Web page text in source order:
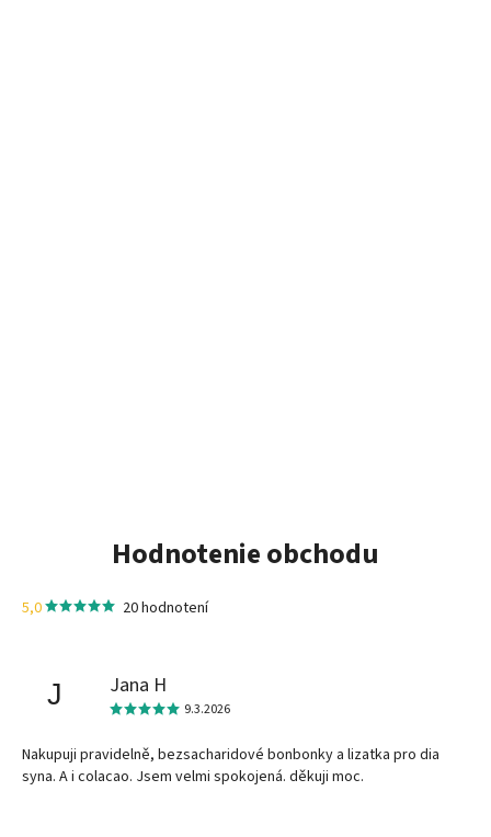
Hodnotenie obchodu
5,0 20 hodnotení
J Jana H
9.3.2026
Nakupuji pravidelně, bezsacharidové bonbonky a lizatka pro dia
syna. A i colacao. Jsem velmi spokojená. děkuji moc.